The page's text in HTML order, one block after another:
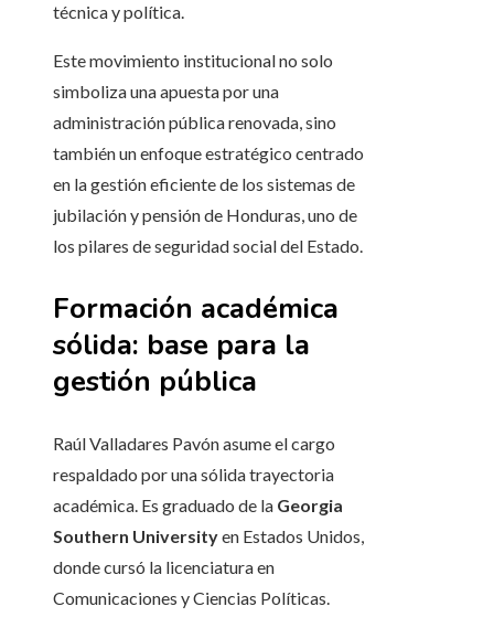
técnica y política.
Este movimiento institucional no solo
simboliza una apuesta por una
administración pública renovada, sino
también un enfoque estratégico centrado
en la gestión eficiente de los sistemas de
jubilación y pensión de Honduras, uno de
los pilares de seguridad social del Estado.
Formación académica
sólida: base para la
gestión pública
Raúl Valladares Pavón asume el cargo
respaldado por una sólida trayectoria
académica. Es graduado de la Georgia
Southern Universityen Estados Unidos,
donde cursó la licenciatura en
Comunicaciones y Ciencias Políticas.